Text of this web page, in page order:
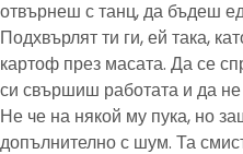
отвърнеш с танц, да бъдеш
Подхвърлят ти ги, ей така,
картоф през масата. Да се
си свършиш работата и да
Не че на някой му пука, но
допълнително с шум. Та